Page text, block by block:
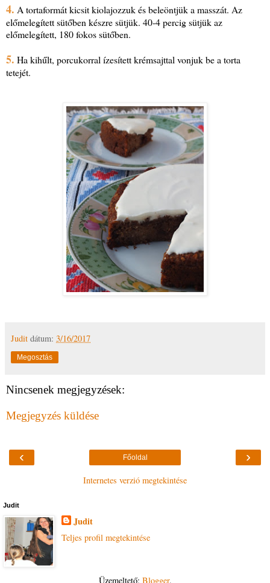
4. A tortaformát kicsit kiolajozzuk és beleöntjük a masszát. Az
előmelegített sütőben készre sütjük. 40-4 percig sütjük az
előmelegített, 180 fokos sütőben.
5. Ha kihűlt, porcukorral ízesített krémsajttal vonjuk be a torta
tetejét.
Judit dátum: 3/16/2017
Megosztás
Nincsenek megjegyzések:
Megjegyzés küldése
‹ ›
Főoldal
Internetes verzió megtekintése
Judit
Judit
Teljes profil megtekintése
Üzemeltető: Blogger.